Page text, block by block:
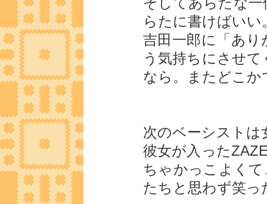
らたに書けばいい
吉田一郎に「あ
う気持ちにさせ
なら。またどこか
次のベーシストは
彼女が入った
ちゃかっこよく
たちと思わず笑っ